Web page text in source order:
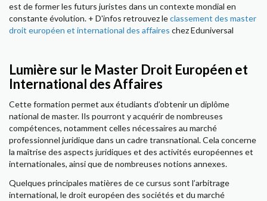
est de former les futurs juristes dans un contexte mondial en
constante évolution. + D'infos retrouvez leclassement des master
droit européen et international des affaires chez Eduniversal
Lumière sur le Master Droit Européen et
International des Affaires
Cette formation permet aux étudiants d’obtenir un diplôme
national de master. Ils pourront y acquérir de nombreuses
compétences, notamment celles nécessaires au marché
professionnel juridique dans un cadre transnational. Cela concerne
la maîtrise des aspects juridiques et des activités européennes et
internationales, ainsi que de nombreuses notions annexes.
Quelques principales matières de ce cursus sont l’arbitrage
international, le droit européen des sociétés et du marché